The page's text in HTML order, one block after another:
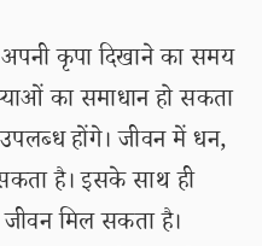
कृपा दिखाने का समय
का समाधान हो सकता
होंगे। जीवन में धन,
है। इसके साथ ही
मिल सकता है।